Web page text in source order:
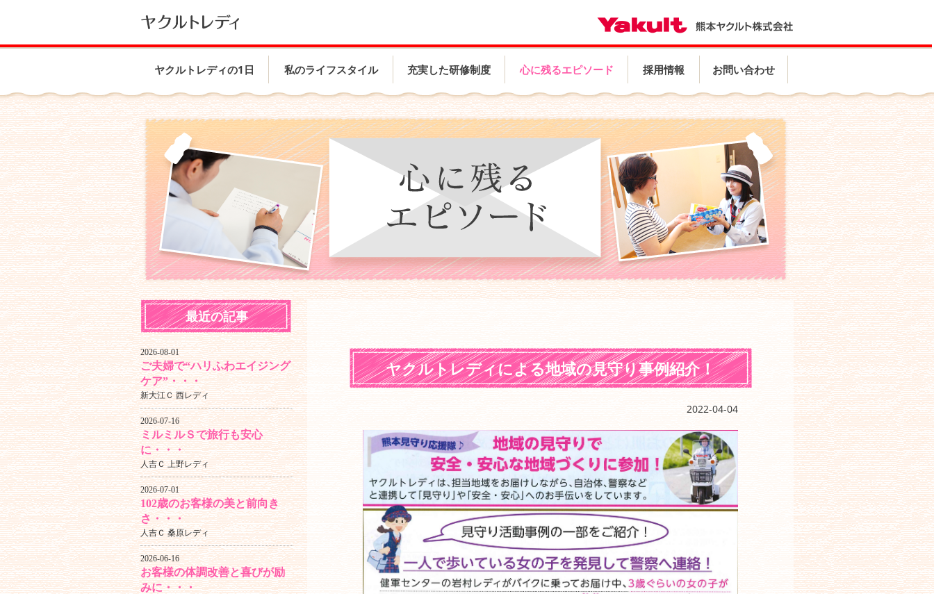
ヤクルトレディの1日 私のライフスタイル 充実した研修制度 心に残るエピソード 採用情報 お問い合わせ
最近の記事
2026-08-01
ご夫婦で“ハリふわエイジング
ケア”・・・
新大江Ｃ 西レディ
2026-07-16
ミルミルＳで旅行も安心
に・・・
人吉Ｃ 上野レディ
2026-07-01
102歳のお客様の美と前向き
さ・・・
人吉Ｃ 桑原レディ
2026-06-16
お客様の体調改善と喜びが励
みに・・・
ヤクルトレディによる地域の見守り事例紹介！
2022-04-04